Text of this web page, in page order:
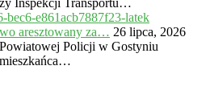
Inspekcji Transportu…
23-latek
aresztowany za… 26 lipca, 2026
Policji w Gostyniu